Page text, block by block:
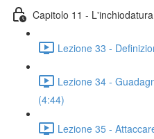
Capitolo 11 - L'inchiodatura
Lezione 33 -
Lezione 34 -
(4:44)
Lezione 35 -